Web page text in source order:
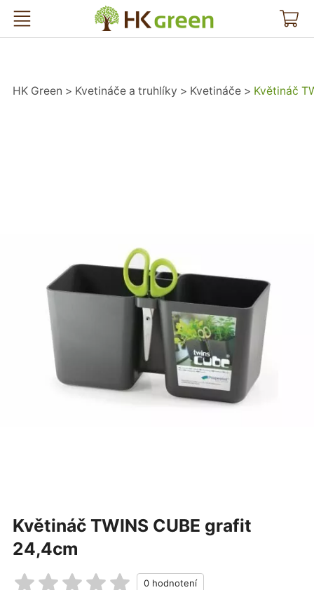
HK Green
HK Green Kvetináče a truhlíky Kvetináče Květináč
Květináč TWINS CUBE grafit
24,4cm